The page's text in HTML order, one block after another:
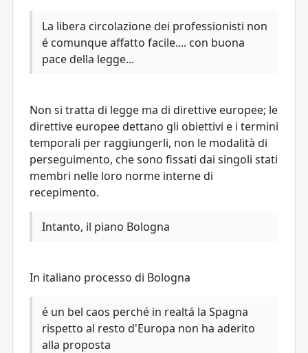
La libera circolazione dei professionisti non
é comunque affatto facile.... con buona
pace della legge...
Non si tratta di legge ma di direttive europee; le
direttive europee dettano gli obiettivi e i termini
temporali per raggiungerli, non le modalità di
perseguimento, che sono fissati dai singoli stati
membri nelle loro norme interne di
recepimento.
Intanto, il piano Bologna
In italiano processo di Bologna
é un bel caos perché in realtá la Spagna
rispetto al resto d'Europa non ha aderito
alla proposta